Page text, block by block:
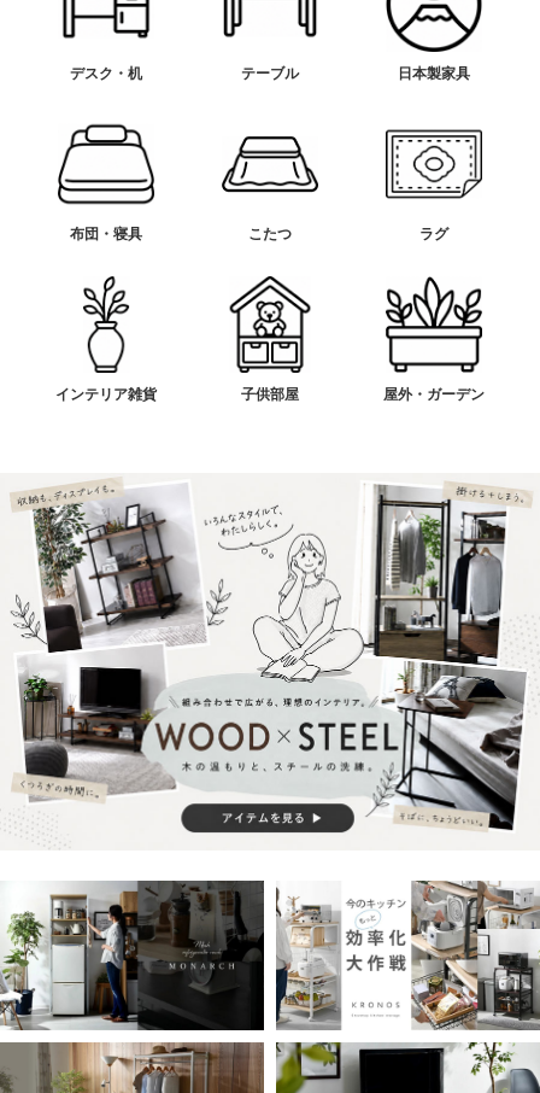
デスク・机 テーブル 日本製家具
布団・寝具 こたつ ラグ
インテリア雑貨 子供部屋 屋外・ガーデン